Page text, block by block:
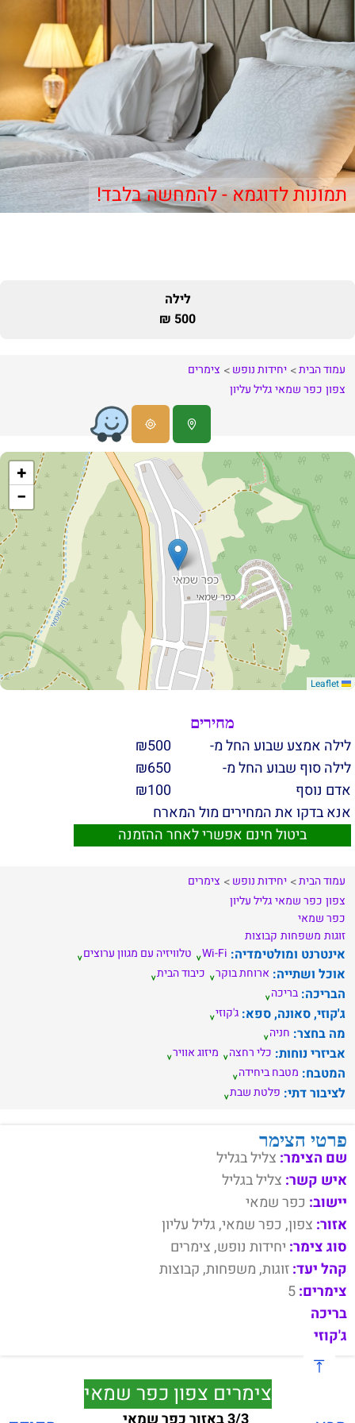
תמונות לדוגמא - להמחשה בלבד!
לילה
500 ₪
עמוד הבית יחידות נופש
צימרים
צפון כפר שמאיגליל עליון
+
−
מחירים
לילה אמצע שבוע החל מ- 500
₪
לילה סוף שבוע החל מ-
650
₪
אדם נוסף
100
₪
אנא בדקו את המחירים מול המארח
ביטול חינם אפשרי לאחר ההזמנה
עמוד הבית יחידות נופש
צימרים
צפון כפר שמאיגליל עליון
כפר שמאי
זוגות משפחות קבוצות
אינטרנט ומולטימדיה: Wi-Fi טלוויזיה עם מגוון ערוצים
אוכל ושתייה: ארוחת בוקר כיבוד הבית
הבריכה: בריכה
ג'קוזי, סאונה, ספא: ג'קוזי
מה בחצר: חניה
אביזרי נוחות: כלי רחצה מיזוג אוויר
המטבח: מטבח ביחידה
לציבור דתי: פלטת שבת
פרטי הצימר
שם הצימר: צליל בגליל
איש קשר: צליל בגליל
יישוב: כפר שמאי
אזור: צפון, כפר שמאי, גליל עליון
סוג צימר: יחידות נופש, צימרים
קהל יעד:זוגות, משפחות, קבוצות
צימרים:5
בריכה
ג'קוזי
צימרים צפון כפר שמאי